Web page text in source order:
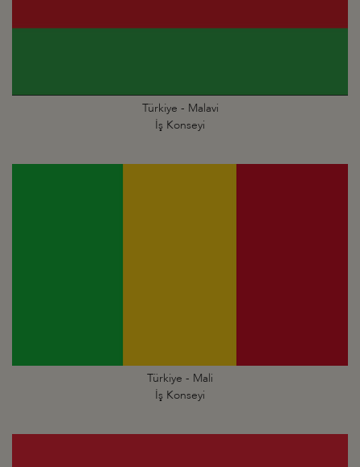
Türkiye - Malavi
İş Konseyi
Türkiye - Mali
İş Konseyi